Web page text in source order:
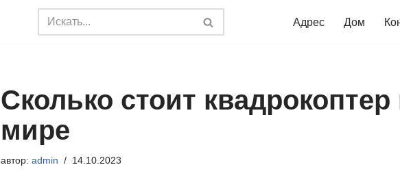
Адрес Дом
Сколько стоит квадрокоптер
мире
автор: admin 14.10.2023